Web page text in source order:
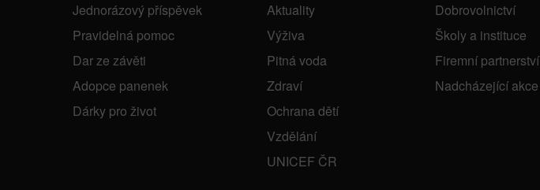
Jednorázový příspěvek
Pravidelná pomoc
Dar ze závěti
Adopce panenek
Dárky pro život
Aktuality
Výživa
Pitná voda
Zdraví
Ochrana dětí
Vzdělání
UNICEF ČR
Dobrovolnictví
Školy a instituce
Firemní partnerství
Nadcházející akce